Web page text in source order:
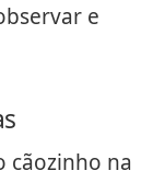
e
cãozinho na